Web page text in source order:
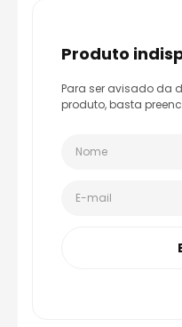
produto
Para ser avisado da
produto, basta